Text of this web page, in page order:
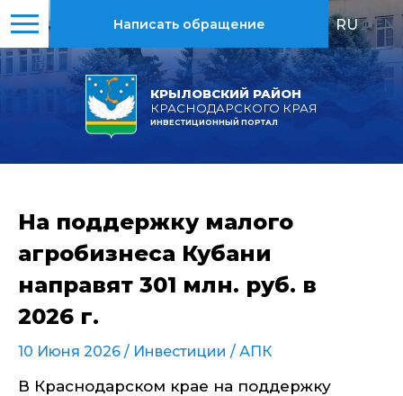
КРЫЛОВСКИЙ РАЙОН
КРАСНОДАРСКОГО КРАЯ
ИНВЕСТИЦИОННЫЙ ПОРТАЛ
Написать обращение RU | EN
На поддержку малого
агробизнеса Кубани
направят 301 млн. руб. в
2026 г.
10 Июня 2026 / Инвестиции / АПК
В Краснодарском крае на поддержку